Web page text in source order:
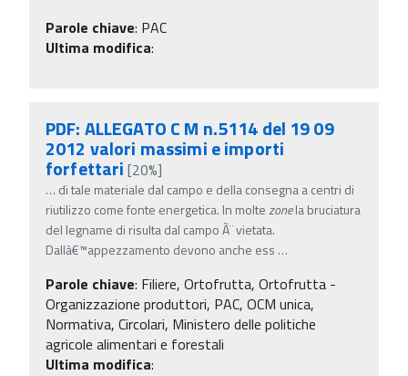
Parole chiave: PAC
Ultima modifica:
PDF: ALLEGATO C M n.5114 del 19 09
2012 valori massimi e importi
forfettari [20%]
… di tale materiale dal campo e della consegna a centri di
riutilizzo come fonte energetica. In moltezonela bruciatura
del legname di risulta dal campo Ã¨ vietata.
Dallâ€™appezzamento devono anche ess …
Parole chiave: Filiere, Ortofrutta, Ortofrutta -
Organizzazione produttori, PAC, OCM unica,
Normativa, Circolari, Ministero delle politiche
agricole alimentari e forestali
Ultima modifica: